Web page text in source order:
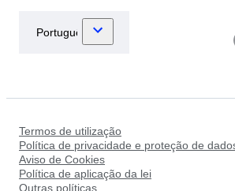
Termos de utilização
Política de privacidade e proteção de
Aviso de Cookies
Política de aplicação da lei
Outras políticas